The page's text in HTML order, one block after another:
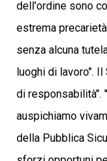
dell'ordine sono
estrema
senza alcuna
luoghi di lavoro".
di responsabilità".
auspichiamo
della Pubblica